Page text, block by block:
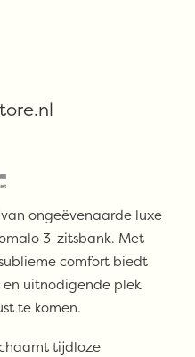
WINKELWAGEN
ongeëvenaarde luxe
3-zitsbank. Met
comfort biedt
uitnodigende plek
te komen.
tijdloze